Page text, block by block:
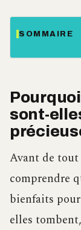
SOMMAIRE
sont-
Avant de
comprendre
bienfaits
elles